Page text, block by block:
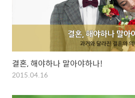
결혼, 해야하나 말아야하나!
2015.04.16